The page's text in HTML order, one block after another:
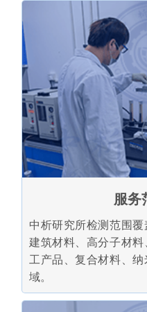
服务
中析研究所检测范围覆
建筑材料、高分子材
工产品、复合材料、
域。